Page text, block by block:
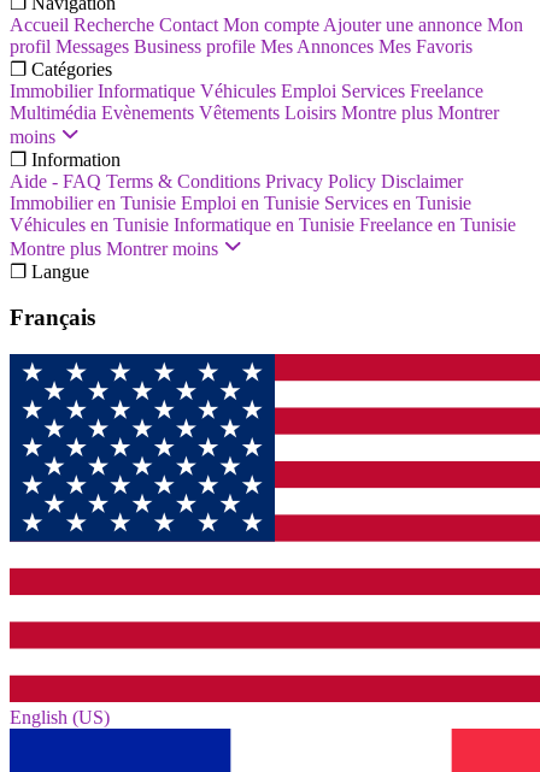
Accueil Recherche Contact Mon compte Ajouter une annonce Mon
profil Messages Business profile Mes Annonces Mes Favoris
❐ Catégories
Immobilier Informatique Véhicules Emploi Services Freelance
Multimédia Evènements Vêtements Loisirs Montre plus Montrer
moins
❐ Information
Aide - FAQ Terms & Conditions Privacy Policy Disclaimer
Immobilier en Tunisie Emploi en Tunisie Services en Tunisie
Véhicules en Tunisie Informatique en Tunisie Freelance en Tunisie
Montre plus Montrer moins
❐ Langue
Français
English (US)‎